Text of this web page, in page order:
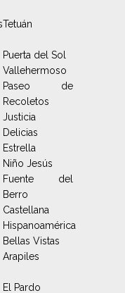
Tetuán
Puerta del Sol
Vallehermoso
Paseo de
Recoletos
Justicia
Delicias
Estrella
Niño Jesús
Fuente del
Berro
Castellana
Hispanoamérica
Bellas Vistas
Arapiles
El Pardo